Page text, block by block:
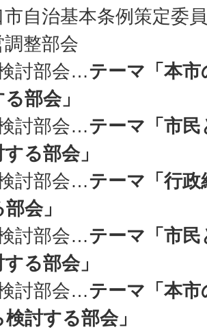
市自治基本条例策定委
調整部会
討部会…テーマ「本
部会」
討部会…テーマ「市
る部会」
討部会…テーマ「行
会」
討部会…テーマ「市
る部会」
討部会…テーマ「本
討する部会」